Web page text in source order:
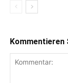
Kommentieren